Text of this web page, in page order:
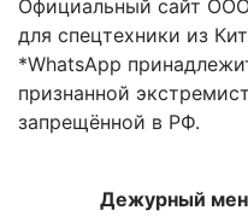
Официальный сайт
для спецтехники из
*WhatsApp
признанной
запрещённой в РФ.
Дежурный